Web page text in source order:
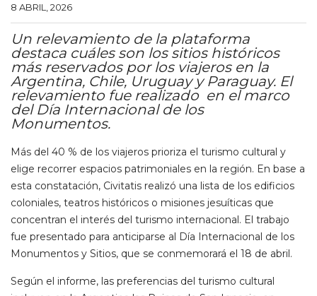
8 ABRIL, 2026
Un relevamiento de la plataforma
destaca cuáles son los sitios históricos
más reservados por los viajeros en la
Argentina, Chile, Uruguay y Paraguay. El
relevamiento fue realizado en el marco
del Día Internacional de los
Monumentos.
Más del 40 % de los viajeros prioriza el turismo cultural y
elige recorrer espacios patrimoniales en la región. En base a
esta constatación, Civitatis realizó una lista de los edificios
coloniales, teatros históricos o misiones jesuíticas que
concentran el interés del turismo internacional. El trabajo
fue presentado para anticiparse al Día Internacional de los
Monumentos y Sitios, que se conmemorará el 18 de abril.
Según el informe, las preferencias del turismo cultural